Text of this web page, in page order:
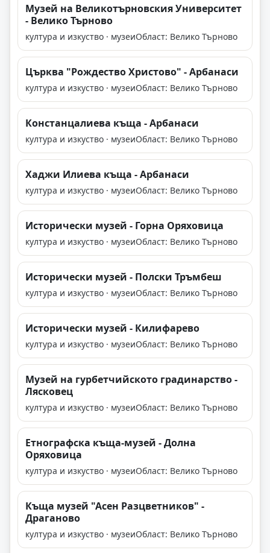
Музей на Великотърновския Университет
- Велико Търново
култура и изкуство · музеиОбласт: Велико Търново
Църква "Рождество Христово" - Арбанаси
култура и изкуство · музеиОбласт: Велико Търново
Констанцалиева къща - Арбанаси
култура и изкуство · музеиОбласт: Велико Търново
Хаджи Илиева къща - Арбанаси
култура и изкуство · музеиОбласт: Велико Търново
Исторически музей - Горна Оряховица
култура и изкуство · музеиОбласт: Велико Търново
Исторически музей - Полски Тръмбеш
култура и изкуство · музеиОбласт: Велико Търново
Исторически музей - Килифарево
култура и изкуство · музеиОбласт: Велико Търново
Музей на гурбетчийското градинарство -
Лясковец
култура и изкуство · музеиОбласт: Велико Търново
Етнографска къща-музей - Долна
Оряховица
култура и изкуство · музеиОбласт: Велико Търново
Къща музей "Асен Разцветников" -
Драганово
култура и изкуство · музеиОбласт: Велико Търново